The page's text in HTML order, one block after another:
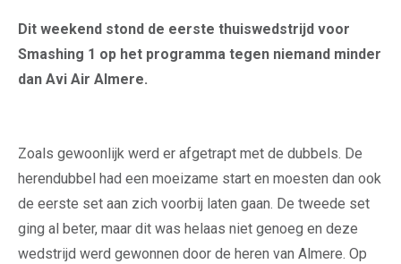
Dit weekend stond de eerste thuiswedstrijd voor
Smashing 1 op het programma tegen niemand minder
dan Avi Air Almere.
Zoals gewoonlijk werd er afgetrapt met de dubbels. De
herendubbel had een moeizame start en moesten dan ook
de eerste set aan zich voorbij laten gaan. De tweede set
ging al beter, maar dit was helaas niet genoeg en deze
wedstrijd werd gewonnen door de heren van Almere. Op